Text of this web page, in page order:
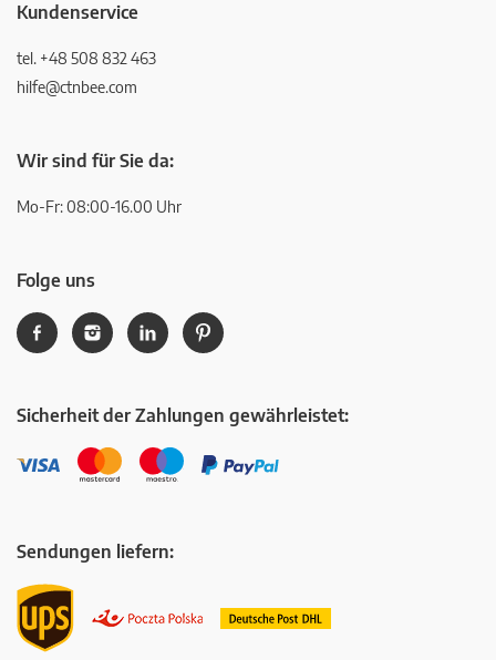
Kundenservice
tel. +48 508 832 463
hilfe@ctnbee.com
Wir sind für Sie da:
Mo-Fr: 08:00-16.00 Uhr
Folge uns
Sicherheit der Zahlungen gewährleistet:
Sendungen liefern: